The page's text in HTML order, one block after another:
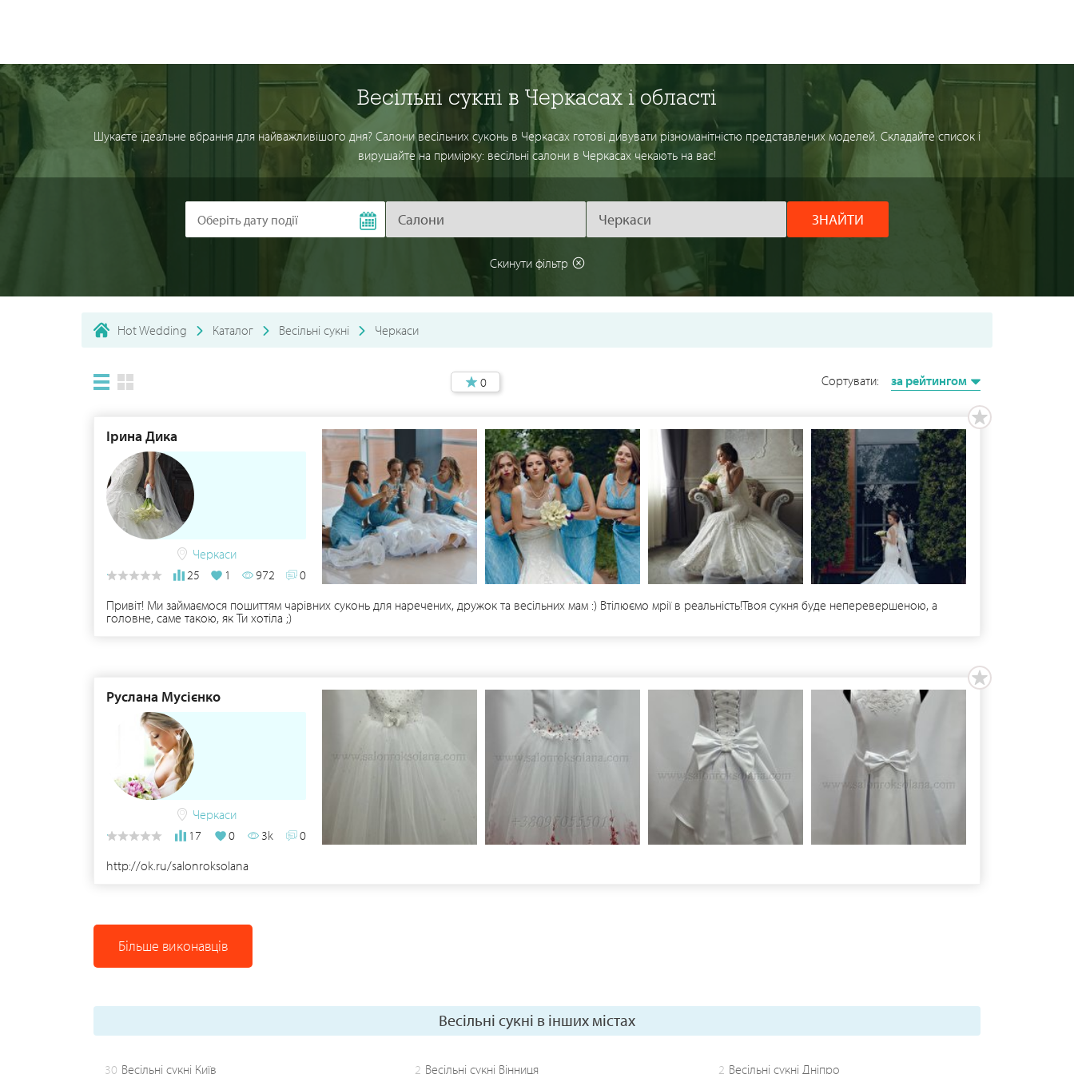
Весільні сукні в Черкасах і області
Шукаєте ідеальне вбрання для найважливішого дня? Салони весільних суконь в Черкасах готові дивувати різноманітністю представлених моделей. Складайте список і
вирушайте на примірку: весільні салони в Черкасах чекають на вас!
ЗНАЙТИ
Скинути фільтр
Hot Wedding Каталог Весільні сукні Черкаси
0 Сортувати: за рейтингом
Ірина Дика
Черкаси
25
1 972
0
Привіт! Ми займаємося пошиттям чарівних суконь для наречених, дружок та весільних мам :) Втілюємо мрії в реальність!Твоя сукня буде неперевершеною, а
головне, саме такою, як Ти хотіла ;)
Руслана Мусієнко
Черкаси
17
0 3k
0
http://ok.ru/salonroksolana
Більше виконавців
Весільні сукні в інших містах
30 Весільні сукні Київ 2 Весільні сукні Вінниця 2 Весільні сукні Дніпро